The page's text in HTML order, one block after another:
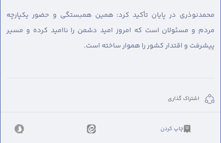
محمدنوذری در پایان تأکید کرد: همین همبستگی و حضور یکپارچه
مردم و مسئولان است که امروز امید دشمن را ناامید کرده و مسیر
پیشرفت و اقتدار کشور را هموار ساخته است.
اشتراک گذاری
چاپ کردن